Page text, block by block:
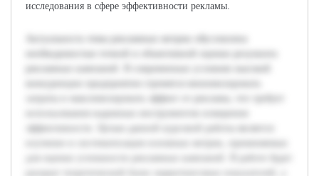
исследования в сфере эффективности рекламы.